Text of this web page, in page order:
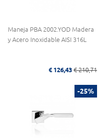
Maneja PBA 2002.YOD Madera
y Acero Inoxidable AISI 316L
€ 126,43 € 210,71
-25%